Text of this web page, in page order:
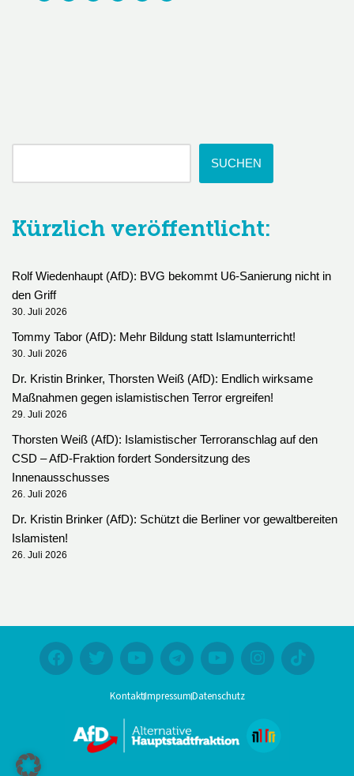
SUCHEN
Kürzlich veröffentlicht:
Rolf Wiedenhaupt (AfD): BVG bekommt U6-Sanierung nicht in
den Griff
30. Juli 2026
Tommy Tabor (AfD): Mehr Bildung statt Islamunterricht!
30. Juli 2026
Dr. Kristin Brinker, Thorsten Weiß (AfD): Endlich wirksame
Maßnahmen gegen islamistischen Terror ergreifen!
29. Juli 2026
Thorsten Weiß (AfD): Islamistischer Terroranschlag auf den
CSD – AfD-Fraktion fordert Sondersitzung des
Innenausschusses
26. Juli 2026
Dr. Kristin Brinker (AfD): Schützt die Berliner vor gewaltbereiten
Islamisten!
26. Juli 2026
KontaktImpressumDatenschutz